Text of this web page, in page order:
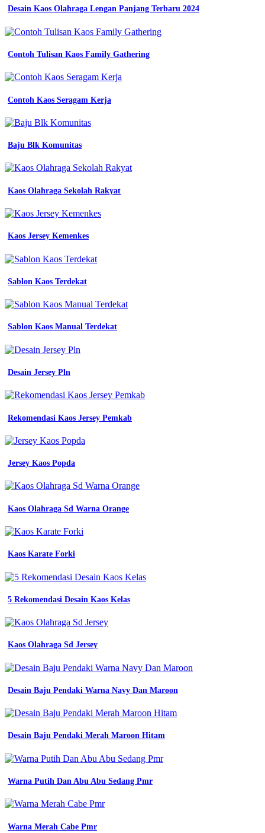
12
desain
kaos
super
keren
denga
warna
contoh
batik
sekolah
contoh
warna
coklat
susu
kaos
super
denga
warna
desain
komunitas
dan
simple
berkaos
com
contoh
Contoh
Organisasi
komunitas
simple
elegan
contoh
desain
kaos
komunitas
keren
berbagai
10
desain
komunitas
model
warna
sintesa
12
contoh
kaos
Warna
Osis
Desain Kaos Olahraga Lengan Panjang Terbaru 2024
Contoh Tulisan Kaos Family Gathering
Contoh Kaos Seragam Kerja
Baju Blk Komunitas
Kaos Olahraga Sekolah Rakyat
Kaos Jersey Kemenkes
Sablon Kaos Terdekat
Sablon Kaos Manual Terdekat
Desain Jersey Pln
Rekomendasi Kaos Jersey Pemkab
Jersey Kaos Popda
Kaos Olahraga Sd Warna Orange
Kaos Karate Forki
5 Rekomendasi Desain Kaos Kelas
Kaos Olahraga Sd Jersey
Desain Baju Pendaki Warna Navy Dan Maroon
Desain Baju Pendaki Merah Maroon Hitam
Warna Putih Dan Abu Abu Sedang Pmr
Warna Merah Cabe Pmr